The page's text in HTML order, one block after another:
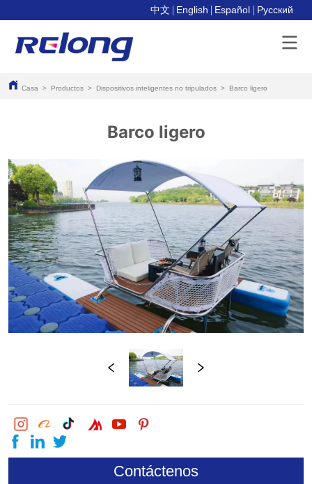
中文 English Español Pусский
Casa > Productos > Dispositivos inteligentes no tripulados > Barco ligero
Barco ligero
Contáctenos